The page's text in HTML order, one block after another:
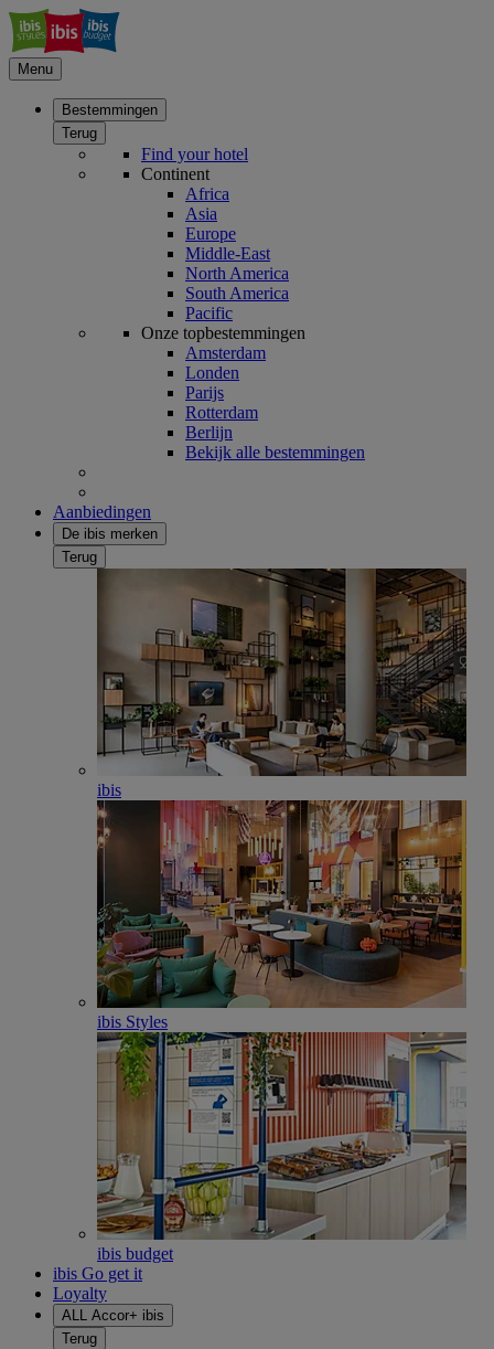
Menu
Bestemmingen
Terug
Find your hotel
Continent
Africa
Asia
Europe
Middle-East
North America
South America
Pacific
Onze topbestemmingen
Amsterdam
Londen
Parijs
Rotterdam
Berlijn
Bekijk alle bestemmingen
Aanbiedingen
De ibis merken
Terug
ibis
ibis Styles
ibis budget
ibis Go get it
Loyalty
ALL Accor+ ibis
Terug